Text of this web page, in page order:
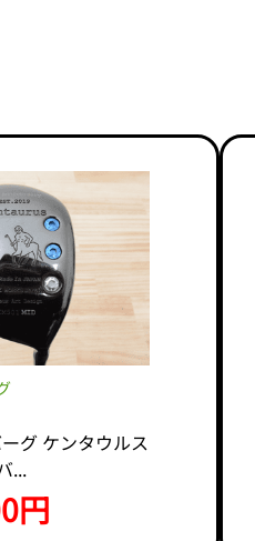
グ ケンタウルス
...
円